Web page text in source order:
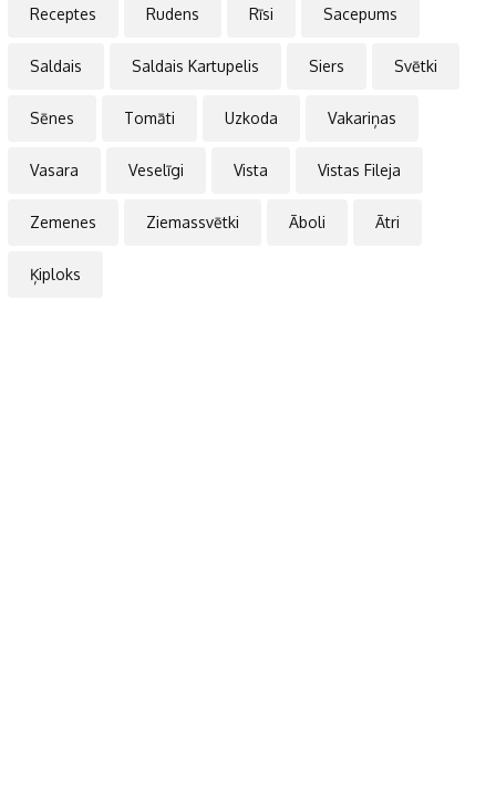
Receptes Rudens Rīsi Sacepums
Saldais Saldais Kartupelis Siers Svētki
Sēnes Tomāti Uzkoda Vakariņas
Vasara Veselīgi Vista Vistas Fileja
Zemenes Ziemassvētki Āboli Ātri
Ķiploks